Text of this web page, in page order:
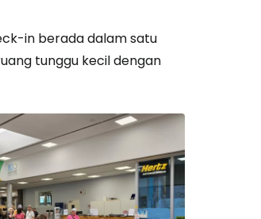
in berada dalam satu
tunggu kecil dengan